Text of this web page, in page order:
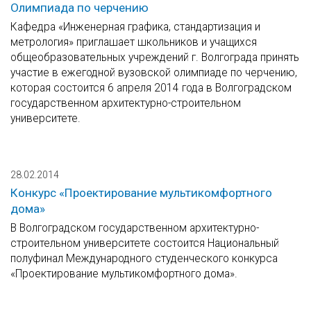
Олимпиада по черчению
Кафедра «Инженерная графика, стандартизация и
метрология» приглашает школьников и учащихся
общеобразовательных учреждений г. Волгограда принять
участие в ежегодной вузовской олимпиаде по черчению,
которая состоится 6 апреля 2014 года в Волгоградском
государственном архитектурно-строительном
университете.
28.02.2014
Конкурс «Проектирование мультикомфортного
дома»
В Волгоградском государственном архитектурно-
строительном университете состоится Национальный
полуфинал Международного студенческого конкурса
«Проектирование мультикомфортного дома».